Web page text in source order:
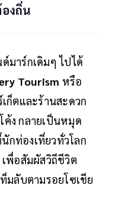
งถิ่น
มาร์กเดิมๆ ไปได้
Tourism หรือ
ก็ตและร้านสะดวก
ค้ง กลายเป็นหมุด
กท่องเที่ยวทั่วโลก
พื่อสัมผัสวิถีชีวิต
มลับตามรอยโซเชีย